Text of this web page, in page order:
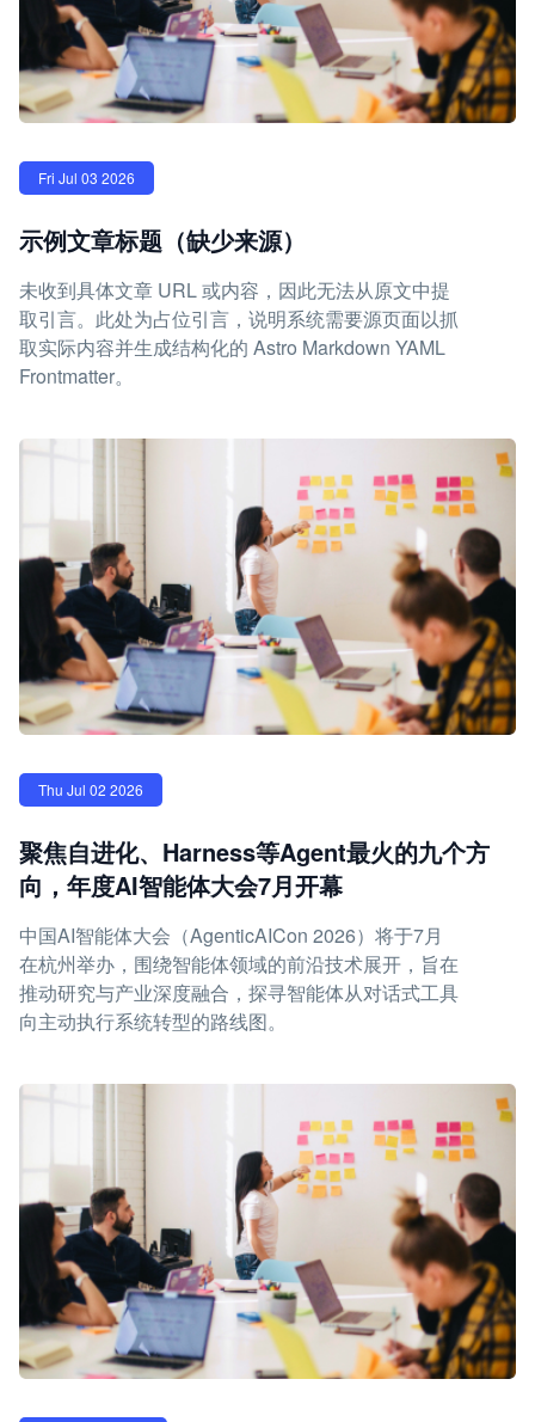
Fri Jul 03 2026
示例文章标题（缺少来源）
未收到具体文章 URL 或内容，因此无法从原文中提
取引言。此处为占位引言，说明系统需要源页面以抓
取实际内容并生成结构化的 Astro Markdown YAML
Frontmatter。
Thu Jul 02 2026
聚焦自进化、Harness等Agent最火的九个方
向，年度AI智能体大会7月开幕
中国AI智能体大会（AgenticAICon 2026）将于7月
在杭州举办，围绕智能体领域的前沿技术展开，旨在
推动研究与产业深度融合，探寻智能体从对话式工具
向主动执行系统转型的路线图。